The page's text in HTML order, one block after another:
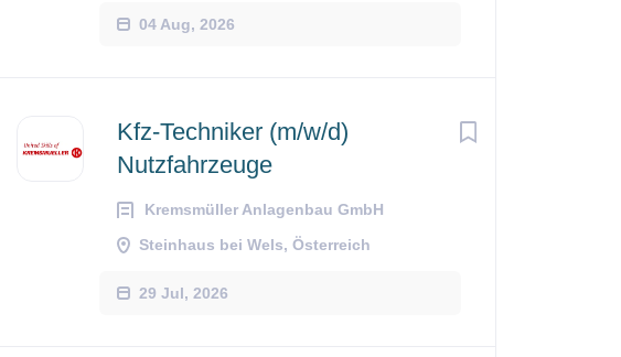
04 Aug, 2026
Kfz-Techniker (m/w/d)
Nutzfahrzeuge
Kremsmüller Anlagenbau GmbH
Steinhaus bei Wels, Österreich
29 Jul, 2026